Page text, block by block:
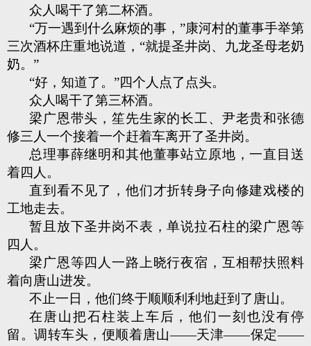
众人喝干了第二杯酒。
“万一遇到什么麻烦的事，”康河村的董事手举第
三次酒杯庄重地说道，“就提圣井岗、九龙圣母老奶
奶。”
“好，知道了。”四个人点了点头。
众人喝干了第三杯酒。
梁广恩带头，笙先生家的长工、尹老贵和张德
修三人一个接着一个赶着车离开了圣井岗。
总理事薛继明和其他董事站立原地，一直目送
着四人。
直到看不见了，他们才折转身子向修建戏楼的
工地走去。
暂且放下圣井岗不表，单说拉石柱的梁广恩等
四人。
梁广恩等四人一路上晓行夜宿，互相帮扶照料
着向唐山进发。
不止一日，他们终于顺顺利利地赶到了唐山。
在唐山把石柱装上车后，他们一刻也没有停
留。调转车头，便顺着唐山——天津——保定——